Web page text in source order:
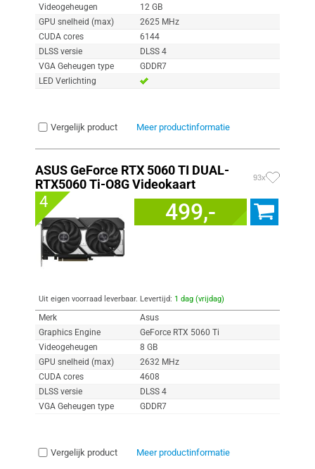
Videogeheugen
12 GB
GPU snelheid (max)
2625 MHz
CUDA cores
6144
DLSS versie
DLSS 4
VGA Geheugen type
GDDR7
LED Verlichting
Vergelijk product Meer productinformatie
ASUS GeForce RTX 5060 TI DUAL-
RTX5060 Ti-O8G Videokaart
93x
4 499,-
Uit eigen voorraad leverbaar. Levertijd: 1 dag (vrijdag)
Merk
Asus
Graphics Engine
GeForce RTX 5060 Ti
Videogeheugen
8 GB
GPU snelheid (max)
2632 MHz
CUDA cores
4608
DLSS versie
DLSS 4
VGA Geheugen type
GDDR7
Vergelijk product Meer productinformatie